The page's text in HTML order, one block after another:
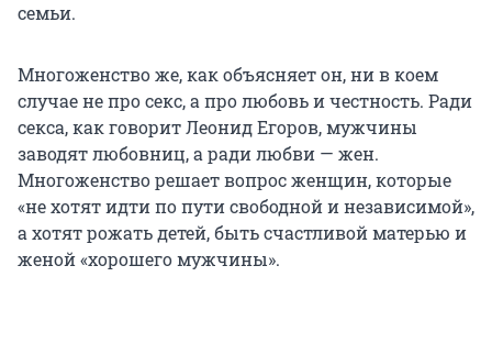
семьи.
Многоженство же, как объясняет он, ни в коем
случае не про секс, а про любовь и честность. Ради
секса, как говорит Леонид Егоров, мужчины
заводят любовниц, а ради любви — жен.
Многоженство решает вопрос женщин, которые
«не хотят идти по пути свободной и независимой»,
а хотят рожать детей, быть счастливой матерью и
женой «хорошего мужчины».